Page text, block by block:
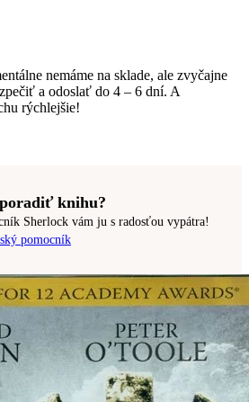
nemáme na sklade, ale zvyčajne
a odoslať do 4 – 6 dní. A
rýchlejšie!
knihu?
Sherlock vám ju s radosťou vypátra!
pomocník